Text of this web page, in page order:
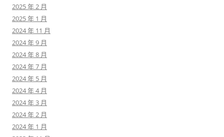
2025 年 2 月
2025 年 1 月
2024 年 11 月
2024 年 9 月
2024 年 8 月
2024 年 7 月
2024 年 5 月
2024 年 4 月
2024 年 3 月
2024 年 2 月
2024 年 1 月